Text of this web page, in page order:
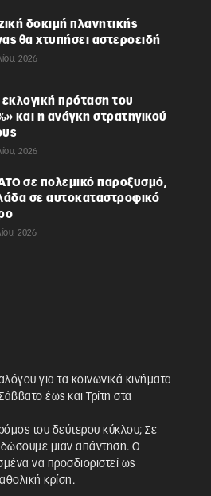
δοκιμή πλανητικής
θα χτυπήσει αστεροειδή
2026
εκλογική πρόταση του
και η ανάγκη στρατηγικού
2026
σε πολεμικό παροξυσμό,
σε αυτοκαταστροφικό
2026
για τα κοινωνικά κινήματα
έως και Τρίτη στα
του δεύτερου κύκλου; Σε
δώσουμε μιαν απάντηση. Ο
να προσδιοριστεί ως
κρίση.